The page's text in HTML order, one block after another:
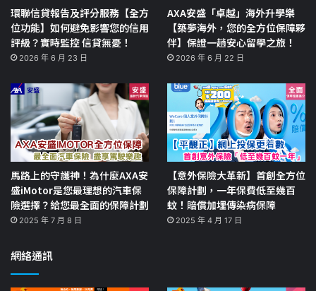
環聯信貸報告及評分服務【全方
位功能】如何避免影響您的信用
評級？實時監控 信貸無憂！
2026 年 6 月 23 日
AXA安盛「卓越」海外升學樂
【築夢海外，您的全方位保障夥
伴】保證一趟安心留學之旅！
2026 年 6 月 22 日
馬路上的守護神！為什麼AXA安
盛iMotor是您最理想的汽車保
險選擇？給您最全面的保障計劃
2025 年 7 月 8 日
【意外保險大革新】首創全方位
保障計劃，一年保費低至幾百
蚊！賠償加埋傳染病保障
2025 年 4 月 17 日
網絡通訊